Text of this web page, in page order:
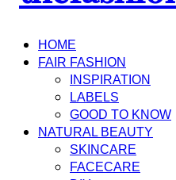
HOME
FAIR FASHION
INSPIRATION
LABELS
GOOD TO KNOW
NATURAL BEAUTY
SKINCARE
FACECARE